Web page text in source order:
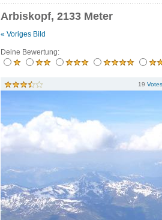
Arbiskopf, 2133 Meter
« Voriges Bild
Deine Bewertung:
19 Votes